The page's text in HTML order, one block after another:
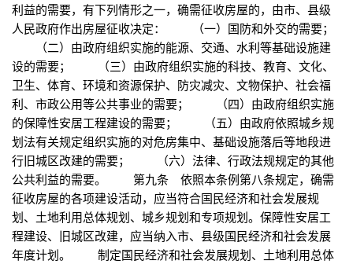
利益的需要，有下列情形之一，确需征收房屋的，由市、县级
人民政府作出房屋征收决定： （一）国防和外交的需要；
（二）由政府组织实施的能源、交通、水利等基础设施建
设的需要； （三）由政府组织实施的科技、教育、文化、
卫生、体育、环境和资源保护、防灾减灾、文物保护、社会福
利、市政公用等公共事业的需要； （四）由政府组织实施
的保障性安居工程建设的需要； （五）由政府依照城乡规
划法有关规定组织实施的对危房集中、基础设施落后等地段进
行旧城区改建的需要； （六）法律、行政法规规定的其他
公共利益的需要。 第九条 依照本条例第八条规定，确需
征收房屋的各项建设活动，应当符合国民经济和社会发展规
划、土地利用总体规划、城乡规划和专项规划。保障性安居工
程建设、旧城区改建，应当纳入市、县级国民经济和社会发展
年度计划。 制定国民经济和社会发展规划、土地利用总体